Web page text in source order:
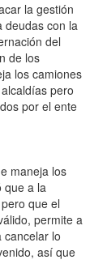
la gestión
deudas con la
del
de los
los camiones
pero
por el ente
maneja los
que a la
que el
permite a
cancelar lo
así que